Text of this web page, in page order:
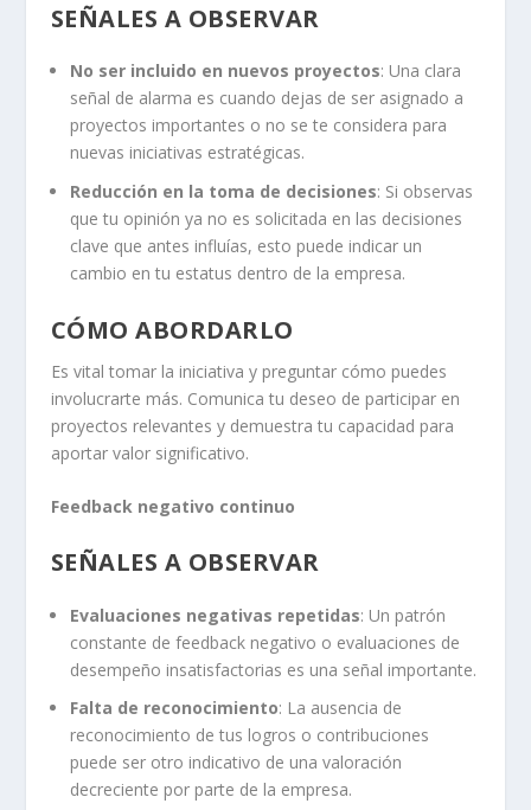
SEÑALES A OBSERVAR
No ser incluido en nuevos proyectos: Una clara
señal de alarma es cuando dejas de ser asignado a
proyectos importantes o no se te considera para
nuevas iniciativas estratégicas.
Reducción en la toma de decisiones: Si observas
que tu opinión ya no es solicitada en las decisiones
clave que antes influías, esto puede indicar un
cambio en tu estatus dentro de la empresa.
CÓMO ABORDARLO
Es vital tomar la iniciativa y preguntar cómo puedes
involucrarte más. Comunica tu deseo de participar en
proyectos relevantes y demuestra tu capacidad para
aportar valor significativo.
Feedback negativo continuo
SEÑALES A OBSERVAR
Evaluaciones negativas repetidas: Un patrón
constante de feedback negativo o evaluaciones de
desempeño insatisfactorias es una señal importante.
Falta de reconocimiento: La ausencia de
reconocimiento de tus logros o contribuciones
puede ser otro indicativo de una valoración
decreciente por parte de la empresa.